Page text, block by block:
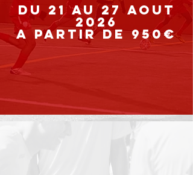
du 21 au 27 AOUT
2026
a partir de 950 €